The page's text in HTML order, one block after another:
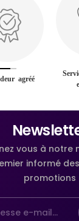
agréé
vous à notre
informé
promotions